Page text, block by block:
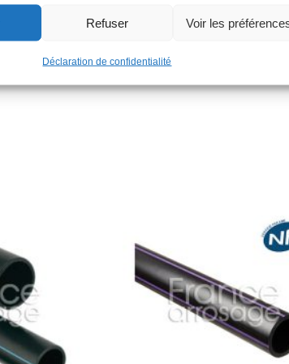
Refuser Voir les
Déclaration de confidentialité